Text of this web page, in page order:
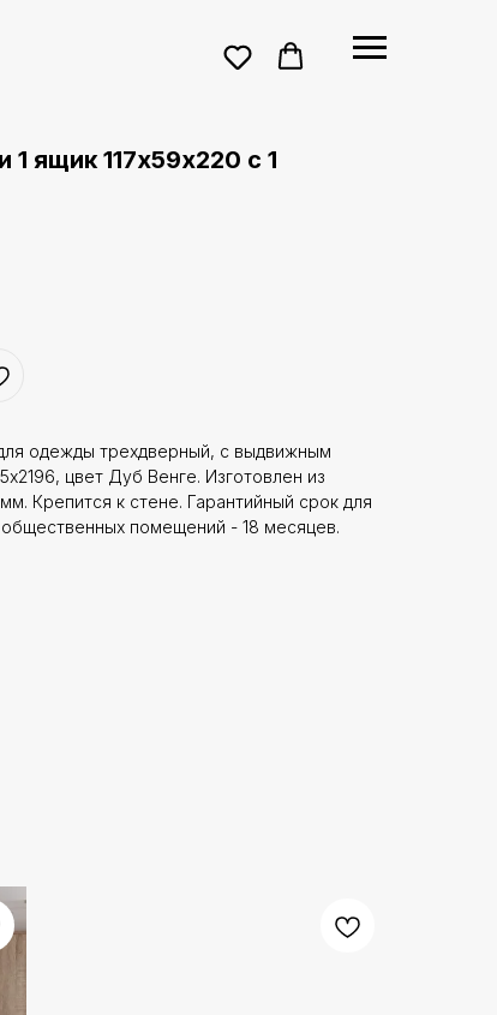
ящик 117х59х220 с 1
одежды трехдверный, с выдвижным
цвет Дуб Венге. Изготовлен из
Крепится к стене. Гарантийный срок для
помещений - 18 месяцев.